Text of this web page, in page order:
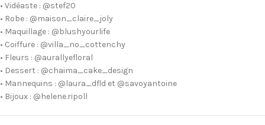
• Vidéaste : @stef20
• Robe : @maison_claire_joly
• Maquillage : @blushyourlife
• Coiffure : @villa_no_cottenchy
• Fleurs : @aurallyefloral
• Dessert : @chaima_cake_design
• Mannequins : @laura_dfld et @savoyantoine
• Bijoux : @helene.ripoll